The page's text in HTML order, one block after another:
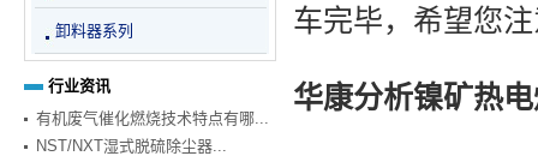
车完毕，希望您
华康分析镍矿热
卸料器系列
行业资讯
有机废气催化燃烧技术特点有哪...
NST/NXT湿式脱硫除尘器...